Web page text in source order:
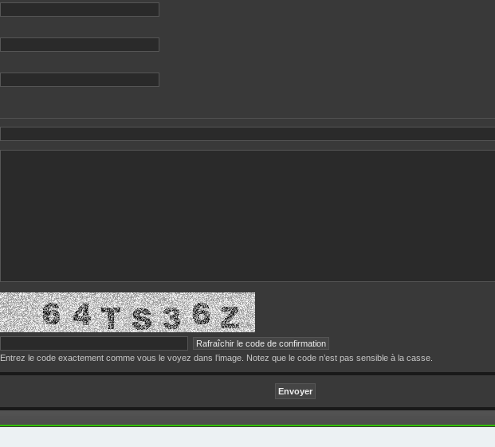
Entrez le code exactement comme vous le voyez dans l’image. Notez que le code n’est pas sensible à la casse.